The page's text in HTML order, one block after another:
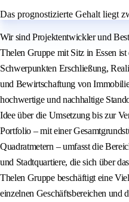
Das prognostizierte Gehalt liegt
Wir sind Projektentwickler und
Thelen Gruppe mit Sitz in Essen
Schwerpunkten Erschließung,
und Bewirtschaftung von
hochwertige und nachhaltige
Idee über die Umsetzung bis zur
Portfolio – mit einer
Quadratmetern – umfasst die
und Stadtquartiere, die sich über
Thelen Gruppe beschäftigt eine
einzelnen Geschäftsbereichen und